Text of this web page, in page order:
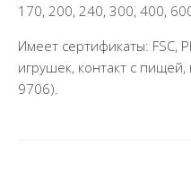
170, 200, 240, 300, 400,
Имеет сертификаты: FSC,
игрушек, контакт с пищей,
9706).